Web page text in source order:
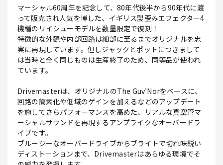
マーシャル60周年を記念して、80年代後半から90年代に渡
って販売され人気を博した、イギリス製歪みエフェクター4
機種のリイシューモデルを数量限定で復刻！
特徴的な外観や内部回路は細部に至るまでオリジナルを忠
実に再現しています。但しジャックとポットにつきまして
は当時と全く同じものは生産終了のため、同等品が使われ
ています。
Driveｍasterは、オリジナルのThe Guv’Norをベースに、
回路の簡素化や低域のゲインを加えるなどのアップデート
を施してさらパフォーマンスを高めた、リアルな真空管マ
ーシャルサウンドを再現するアンプライクなオーバードラ
イブです。
ブルージーなオーバードライブからブライトで切れ味鋭い
ディストーションまで、Drivemasterはあらゆる環境でそ